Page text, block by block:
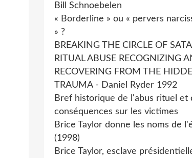
Bill Schnoebelen
« Borderline » ou « pervers
» ?
BREAKING THE CIRCLE OF
RITUAL ABUSE RECOGNIZING
RECOVERING FROM THE
TRAUMA - Daniel Ryder 1992
Bref historique de l'abus rituel et
conséquences sur les victimes
Brice Taylor donne les noms de
(1998)
Brice Taylor, esclave